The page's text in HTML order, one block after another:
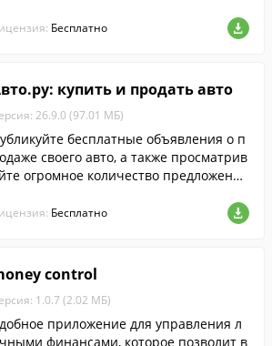
Бесплатно
купить и продать авто
26.9.0 (97.01 МБ)
бесплатные объявления о п
своего авто, а также просматрив
огромное количество предложений
Бесплатно
control
1.0.7 (2.02 МБ)
приложение для управления л
финансами, которое позволит в